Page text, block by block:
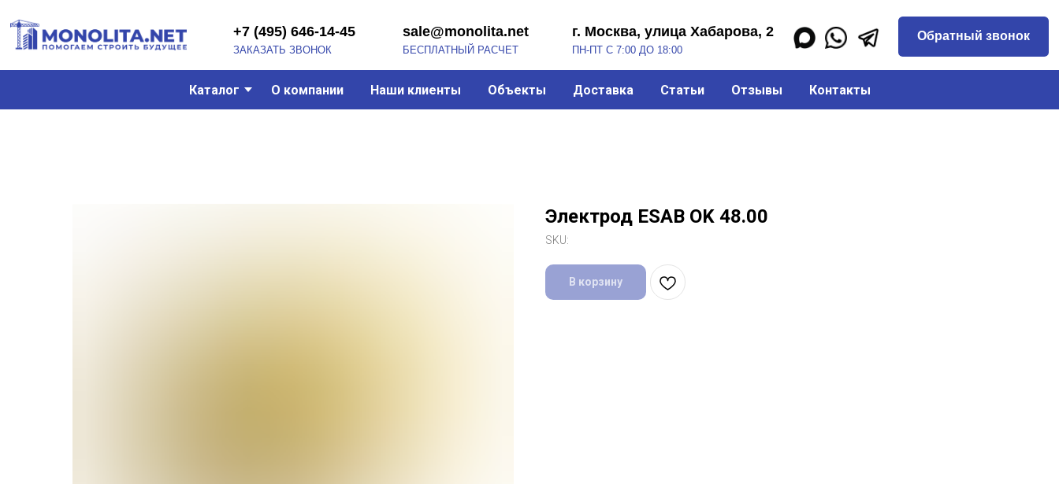
г. Москва, улица Хабарова, 2 Обратный звонок
ПН-ПТ С 7:00 ДО 18:00
+7 (495) 646-14-45
ЗАКАЗАТЬ ЗВОНОК БЕСПЛАТНЫЙ РАСЧЕТ
sale@monolita.net
Каталог О компании Наши клиенты Объекты Доставка Статьи Отзывы Контакты
Электрод ESAB OK 48.00
SKU:
В корзину